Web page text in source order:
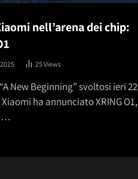
nell’arena dei chip:
25Views
New Beginning” svoltosi ieri 22
ha annunciato XRING O1,